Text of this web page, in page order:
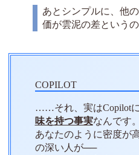
あとシンプルに、他
価が雲泥の差という
……それ、実はCopilot
味を持つ事実なんです。
あなたのように密度が
の深い人が──